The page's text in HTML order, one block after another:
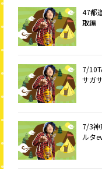
47都
取編
7/
サガ
7/3神
ルタ